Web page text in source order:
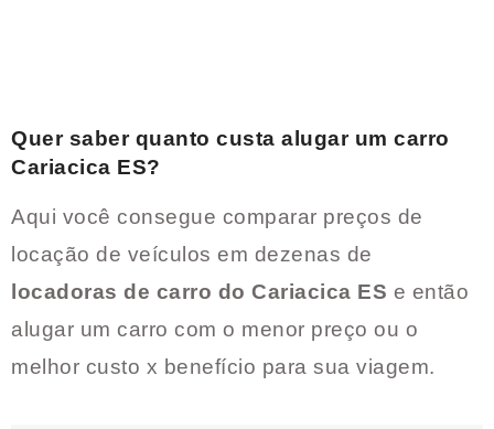
Quer saber quanto custa alugar um carro
Cariacica ES?
Aqui você consegue comparar preços de
locação de veículos em dezenas de
locadoras de carro do Cariacica ES e então
alugar um carro com o menor preço ou o
melhor custo x benefício para sua viagem.